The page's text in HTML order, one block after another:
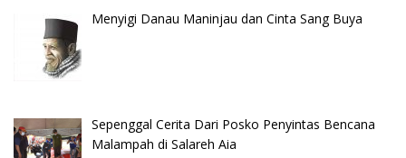
Menyigi Danau Maninjau dan Cinta Sang Buya
Sepenggal Cerita Dari Posko Penyintas Bencana
Malampah di Salareh Aia